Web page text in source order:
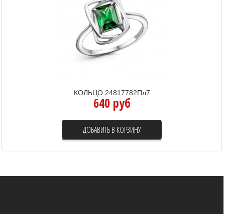
КОЛЬЦО 24817782Пл7
640 руб
ДОБАВИТЬ В КОРЗИНУ